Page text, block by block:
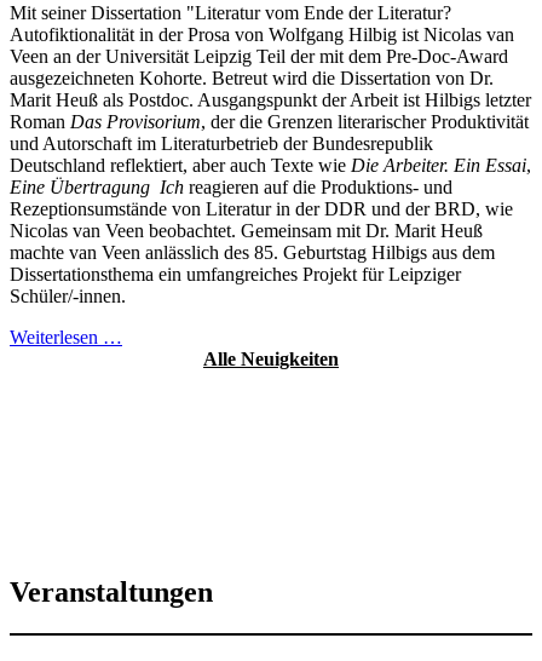
Mit seiner Dissertation "Literatur vom Ende der Literatur?
Autofiktionalität in der Prosa von Wolfgang Hilbig ist Nicolas van
Veen an der Universität Leipzig Teil der mit dem Pre-Doc-Award
ausgezeichneten Kohorte. Betreut wird die Dissertation von Dr.
Marit Heuß als Postdoc. Ausgangspunkt der Arbeit ist Hilbigs letzter
Roman Das Provisorium, der die Grenzen literarischer Produktivität
und Autorschaft im Literaturbetrieb der Bundesrepublik
Deutschland reflektiert, aber auch Texte wie Die Arbeiter. Ein Essai,
Eine Übertragung Ich reagieren auf die Produktions- und
Rezeptionsumstände von Literatur in der DDR und der BRD, wie
Nicolas van Veen beobachtet. Gemeinsam mit Dr. Marit Heuß
machte van Veen anlässlich des 85. Geburtstag Hilbigs aus dem
Dissertationsthema ein umfangreiches Projekt für Leipziger
Schüler/-innen.
Weiterlesen …
Alle Neuigkeiten
Veranstaltungen